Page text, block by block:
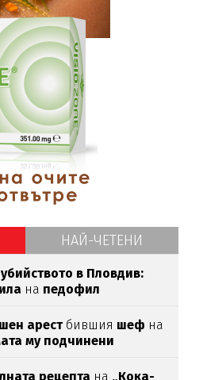
НАЙ-ЧЕТЕНИ
убийството в Пловдив:
на педофил
арестбившия шеф на
му подчинени
рецепта на „Кока-